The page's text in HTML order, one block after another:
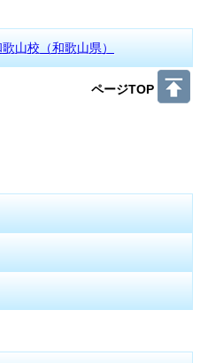
山校（和歌山県）
ページTOP